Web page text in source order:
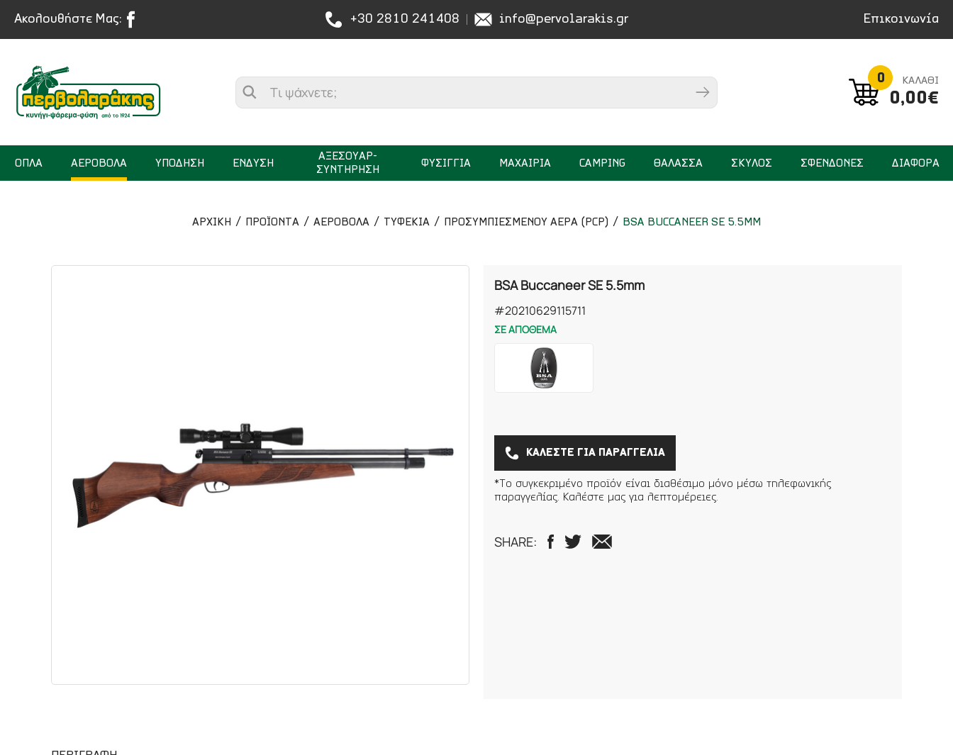
Ακολουθήστε Μας: +30 2810 241408 info@pervolarakis.gr Επικοινωνία
0 ΚΑΛΑΘΙ
0,00€
ΟΠΛΑ ΑΕΡΟΒΟΛΑ ΥΠΟΔΗΣΗ ΕΝΔΥΣΗ
ΑΞΕΣΟΥΑΡ-
ΣΥΝΤΗΡΗΣΗ
ΦΥΣΙΓΓΙΑ ΜΑΧΑΙΡΙΑ CAMPING ΘΑΛΑΣΣΑ ΣΚΥΛΟΣ ΣΦΕΝΔΟΝΕΣ ΔΙΑΦΟΡΑ
ΑΡΧΙΚΉ ΠΡΟΪΟΝΤΑ ΑΕΡΟΒΟΛΑ ΤΥΦΕΚΙΑ ΠΡΟΣΥΜΠΙΕΣΜΕΝΟΥ ΑΕΡΑ (PCP) BSA BUCCANEER SE 5.5MM
BSA Buccaneer SE 5.5mm
#20210629115711
ΣΕ ΑΠΟΘΕΜΑ
ΚΑΛΕΣΤΕ ΓΙΑ ΠΑΡΑΓΓΕΛΙΑ
*Το συγκεκριμένο προϊόν είναι διαθέσιμο μόνο μέσω τηλεφωνικής
παραγγελίας. Καλέστε μας για λεπτομέρειες.
SHARE: